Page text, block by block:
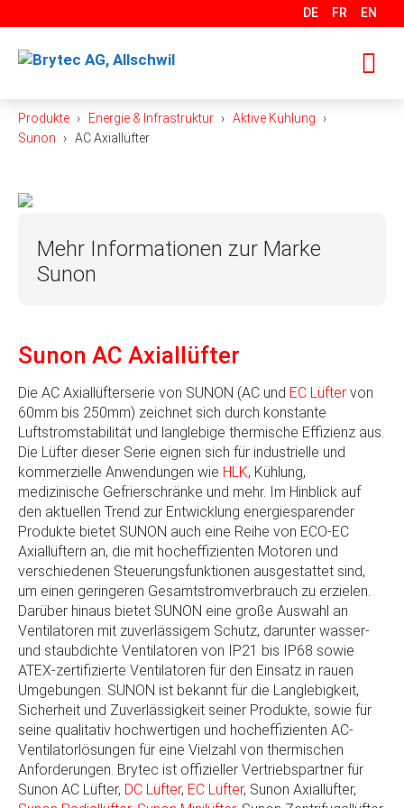
zum
Inhalt
DE FR EN
Produkte Energie & Infrastruktur
Aktive Kühlung
Sunon
AC Axiallüfter
Mehr Informationen zur Marke
Sunon
Lüftern, Cooling Plates und Cooling Modules mit
innovativer Technologie, weltweitem Vertriebsnetz
und über 40 Jahren Erfahrung im Heat Management
hat sich Sunon als führender Partner für Lüftungs-
und Kühllösungen Weltweit auf dem Markt etabliert.
Seit all diesen Jahren hat sich SUNON auf die
Technologie seiner Ventilatoren und Cooling
Modules konzentriert um die Leistungen und die
Energieeffizienz zu verbessern, das Lärm reduzieren
oder einfach die Kundenanforderungen zu erfüllen.
Sunonwealth gründete 1980 die Marke SUNON und
vertreibt seine Produkte seither weltweit. Im Jahr
1982 ließ das Unternehmen sein Warenzeichen in 45
Ländern der Welt eintragen und machte es damit zu
einem globalen Warenzeichen.
Das englische Markenzeichen des Unternehmens,
das die Erwartungen von Präsident Hong erfüllt,
wurde bei seiner Gründung als SUNON festgelegt.
Der Name des Unternehmens bedeutet im
Chinesischen wörtlich «Standards setzen», und man
Sunon AC Axiallüfter
Die AC Axiallüfterserie von SUNON (AC und EC Lüfter von
60mm bis 250mm) zeichnet sich durch konstante
Luftstromstabilität und langlebige thermische Effizienz aus.
Die Lüfter dieser Serie eignen sich für industrielle und
kommerzielle Anwendungen wie HLK, Kühlung,
medizinische Gefrierschränke und mehr. Im Hinblick auf
den aktuellen Trend zur Entwicklung energiesparender
Produkte bietet SUNON auch eine Reihe von ECO-EC
Axiallüftern an, die mit hocheffizienten Motoren und
verschiedenen Steuerungsfunktionen ausgestattet sind,
um einen geringeren Gesamtstromverbrauch zu erzielen.
Darüber hinaus bietet SUNON eine große Auswahl an
Ventilatoren mit zuverlässigem Schutz, darunter wasser-
und staubdichte Ventilatoren von IP21 bis IP68 sowie
ATEX-zertifizierte Ventilatoren für den Einsatz in rauen
Umgebungen. SUNON ist bekannt für die Langlebigkeit,
Sicherheit und Zuverlässigkeit seiner Produkte, sowie für
seine qualitativ hochwertigen und hocheffizienten AC-
Ventilatorlösungen für eine Vielzahl von thermischen
Anforderungen. Brytec ist offizieller Vertriebspartner für
Sunon AC Lüfter, DC Lüfter, EC Lüfter, Sunon Axiallüfter,